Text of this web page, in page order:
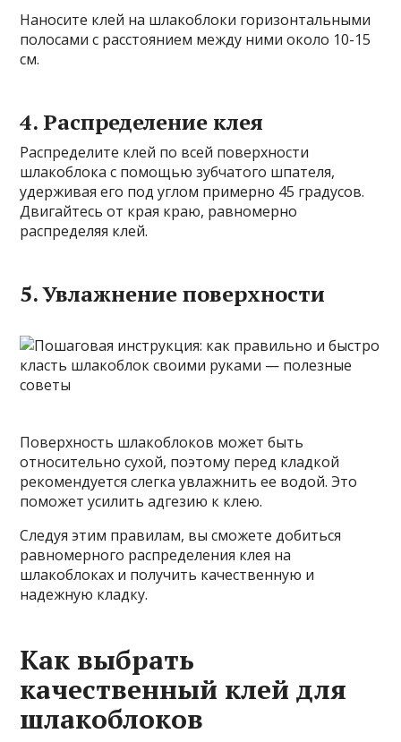
Наносите клей на шлакоблоки горизонтальными
полосами с расстоянием между ними около 10-15
см.
4. Распределение клея
Распределите клей по всей поверхности
шлакоблока с помощью зубчатого шпателя,
удерживая его под углом примерно 45 градусов.
Двигайтесь от края краю, равномерно
распределяя клей.
5. Увлажнение поверхности
Поверхность шлакоблоков может быть
относительно сухой, поэтому перед кладкой
рекомендуется слегка увлажнить ее водой. Это
поможет усилить адгезию к клею.
Следуя этим правилам, вы сможете добиться
равномерного распределения клея на
шлакоблоках и получить качественную и
надежную кладку.
Как выбрать
качественный клей для
шлакоблоков